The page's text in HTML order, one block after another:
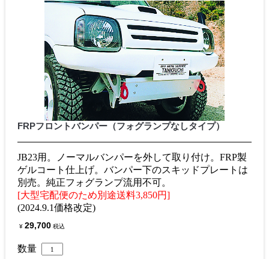
FRPフロントバンパー（フォグランプなしタイプ）
JB23用。ノーマルバンパーを外して取り付け。FRP製
ゲルコート仕上げ。バンパー下のスキッドプレートは
別売。純正フォグランプ流用不可。
[大型宅配便のため別途送料3,850円]
(2024.9.1価格改定)
¥ 29,700 税込
数量